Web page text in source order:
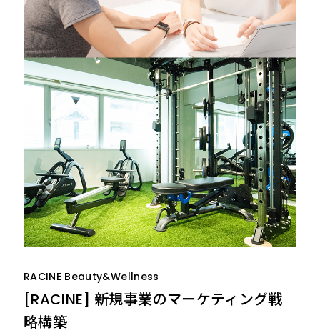
RACINE Beauty&Wellness
[RACINE] 新規事業のマーケティング戦
略構築